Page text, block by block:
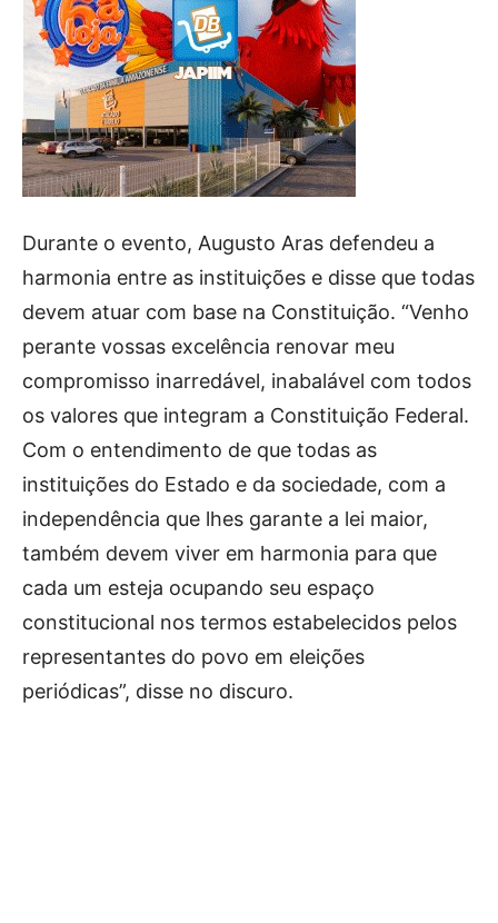
Durante o evento, Augusto Aras defendeu a
harmonia entre as instituições e disse que todas
devem atuar com base na Constituição. “Venho
perante vossas excelência renovar meu
compromisso inarredável, inabalável com todos
os valores que integram a Constituição Federal.
Com o entendimento de que todas as
instituições do Estado e da sociedade, com a
independência que lhes garante a lei maior,
também devem viver em harmonia para que
cada um esteja ocupando seu espaço
constitucional nos termos estabelecidos pelos
representantes do povo em eleições
periódicas”, disse no discuro.